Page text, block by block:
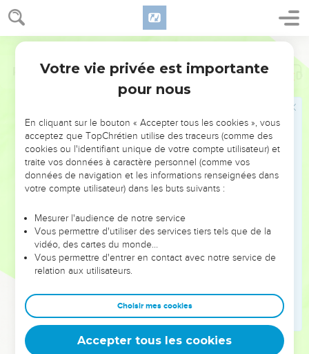
NE MANQUEZ PAS L’ÉVÉNEMENT
DE L’ANNÉE !
ET SI LEURS ERREURS POUVAIENT VOUS ÉVITER LES
VOTRES ?
leur foi ou leur vision. Mais on voit moins les doutes, les erreurs
et les saisons difficiles qu'ils ont traversés, alors même que ce
sont elles qui les ont façonnés.
Dans cette conférence, leaders, entrepreneurs, et responsables
clés pour avancer avec plus de sagesse afin que leurs erreurs
deviennent vos tremplins. Que vous guidiez un ministère, une
équipe, un groupe ou une famille, leur expérience est faite
Psaumes 119
Votre vie privée est importante
pour nous
En cliquant sur le bouton « Accepter tous les cookies », vous
acceptez que TopChrétien utilise des traceurs (comme des
cookies ou l'identifiant unique de votre compte utilisateur) et
traite vos données à caractère personnel (comme vos
données de navigation et les informations renseignées dans
votre compte utilisateur) dans les buts suivants :
Mesurer l'audience de notre service
Vous permettre d'utiliser des services tiers tels que de la
vidéo, des cartes du monde…
Vous permettre d'entrer en contact avec notre service de
relation aux utilisateurs.
Choisir mes cookies
Accepter tous les cookies